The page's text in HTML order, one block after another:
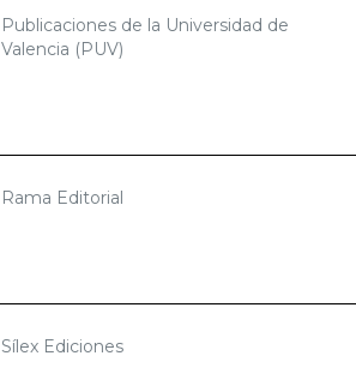
Publicaciones de la Universidad de
Valencia (PUV)
Rama Editorial
Sílex Ediciones